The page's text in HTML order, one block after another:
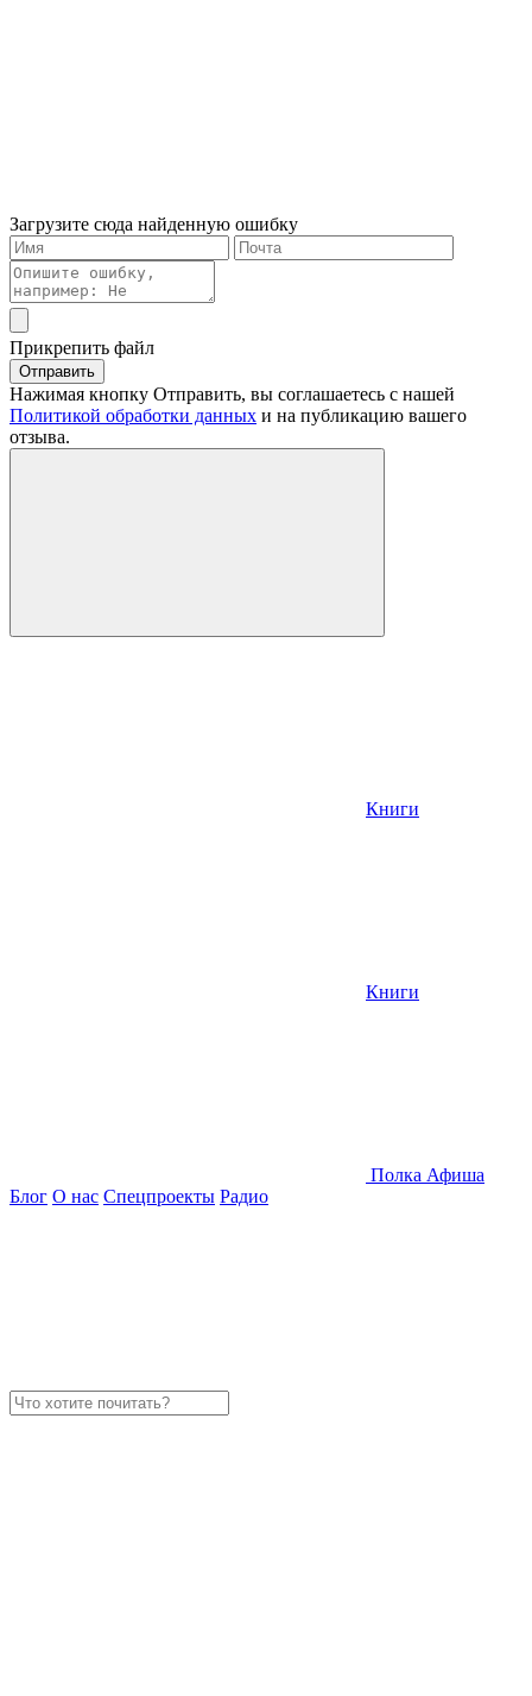
Загрузите сюда найденную ошибку
Прикрепить файл
Отправить
Нажимая кнопку Отправить, вы соглашаетесь с нашей
Политикой обработки данных и на публикацию вашего
отзыва.
Книги
Книги
Полка Афиша
Блог О нас Спецпроекты Радио